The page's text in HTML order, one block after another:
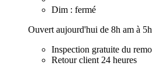
Dim : fermé
Ouvert aujourd'hui de 8h am à
Inspection gratuite du
Retour client 24 heures